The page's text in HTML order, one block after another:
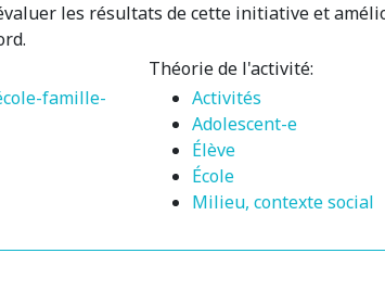
les résultats de cette initiative et
famille-
Théorie de l'activité:
Activités
Adolescent-e
Élève
École
Milieu, contexte social